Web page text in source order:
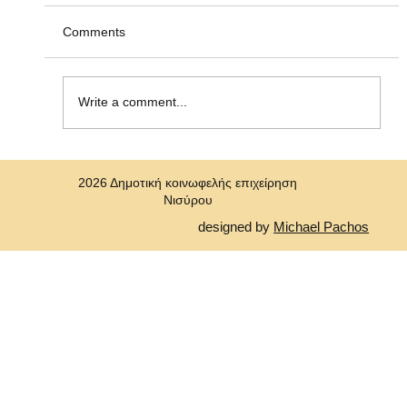
"Σύμβασης Εργασίας Ορισμένου Χρόνου"
Η Δημοτική Κοινωφελής Επιχείρηση Νισύρου
Comments
Write a comment...
designed by Michael Pachos
2026 Δημοτική κοινωφελής επιχείρηση
Νισύρου